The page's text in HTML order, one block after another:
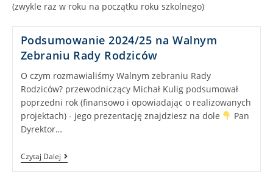
(zwykle raz w roku na początku roku szkolnego)
Podsumowanie 2024/25 na Walnym
Zebraniu Rady Rodziców
O czym rozmawialiśmy Walnym zebraniu Rady
Rodziców? przewodniczący Michał Kulig podsumował
poprzedni rok (finansowo i opowiadając o realizowanych
projektach) - jego prezentację znajdziesz na dole
Pan
Dyrektor…
Czytaj DalejPodsumowanie
2024/25